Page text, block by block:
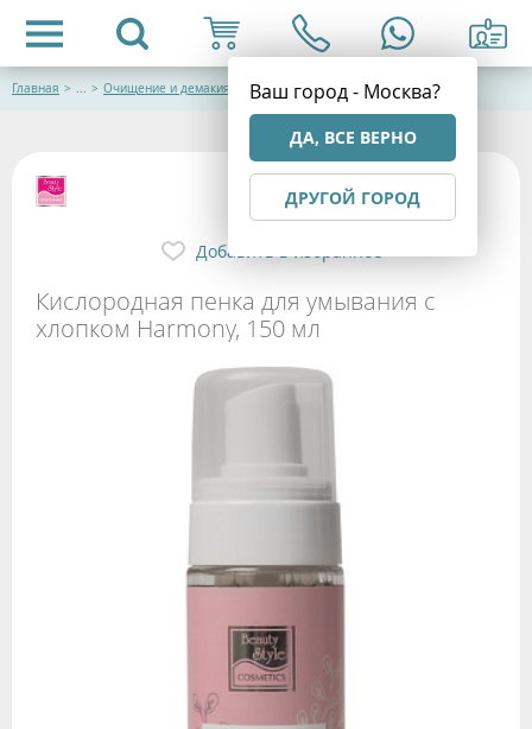
Ваш город - Москва?
ДА, ВСЕ ВЕРНО
ДРУГОЙ ГОРОД
Главная > ... > Очищение и демакияж
Кислородная пенка для умывания с
хлопком Harmony, 150 мл
Добавить в избранное